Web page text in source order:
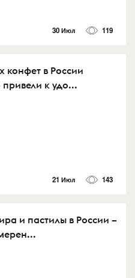
30 Июл 119
в России
к удо...
21 Июл 143
и пастилы в России –